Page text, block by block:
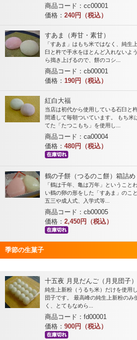
商品コード：cc00001
価格： 240円（税込）
すあま（寿甘・素甘）
「すあま」はもち米ではなく、純生
臼と杵で手水をほとんど入れないよ
ら搗き上げるので、餅のコシ...
商品コード：cb00001
価格： 190円（税込）
紅白大福
当店は初代から使用している石臼と
間通して毎朝ついています。 もち
てた「たつこもち」を使用し...
商品コード：ca00004
価格： 480円（税込）
鶴の子餅（つるのこ餅）箱詰め
「鶴は千年、亀は万年」ということ
い鶴の卵の形をした「すあま」のこ
五三や成人式、入学式等...
商品コード：cb00005
価格： 2,450円（税込）
季節の生菓子
十五夜 月見だんご（月見団子
純生上新粉（うるち米）だけを使用
団子です。 最高峰の純生上新粉の
く、とてもなめら...
商品コード：fd00001
価格： 900円（税込）